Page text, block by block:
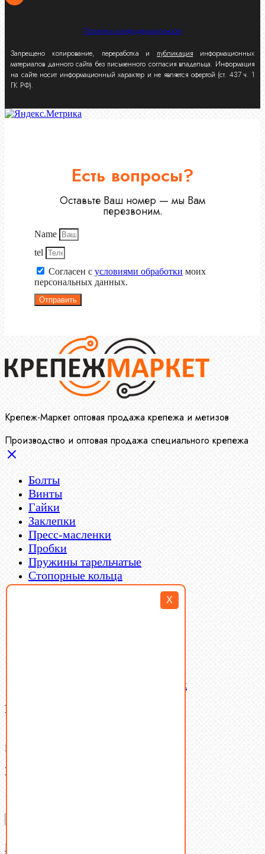
X
Политика конфиденциальности
Запрещено копирование, переработка и публикация информационных
материалов данного сайта без письменного согласия владельца. Информация
на сайте носит информационный характер и не является офертой (ст. 437 ч. 1
ГК РФ).
Есть вопросы?
Оставьте Ваш номер — мы Вам
перезвоним.
Name
tel
Согласен с условиями обработки моих
персональных данных.
Отправить
Крепеж-Маркет оптовая продажа крепежа и метизов
Производство и оптовая продажа специального крепежа
Болты
Винты
Гайки
Заклепки
Пресс-масленки
Пробки
Пружины тарельчатые
Стопорные кольца
Такелаж
Латунный и бронзовый крепеж
Ваша корзина
В корзине нет товаров.
Поиск
Don't show this popup again